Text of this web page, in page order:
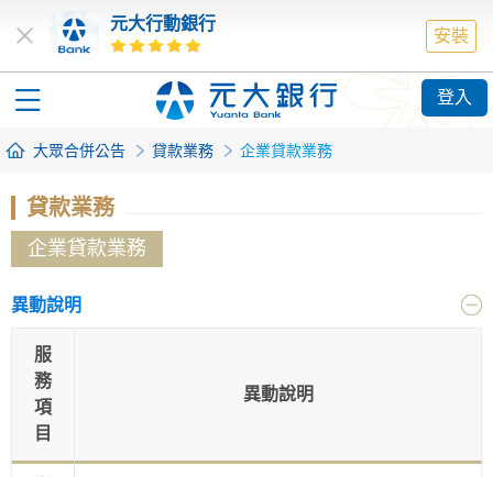
元大行動銀行
安裝
登入
大眾合併公告 貸款業務 企業貸款業務
貸款業務
企業貸款業務
異動說明
服
務
項
目
異動說明